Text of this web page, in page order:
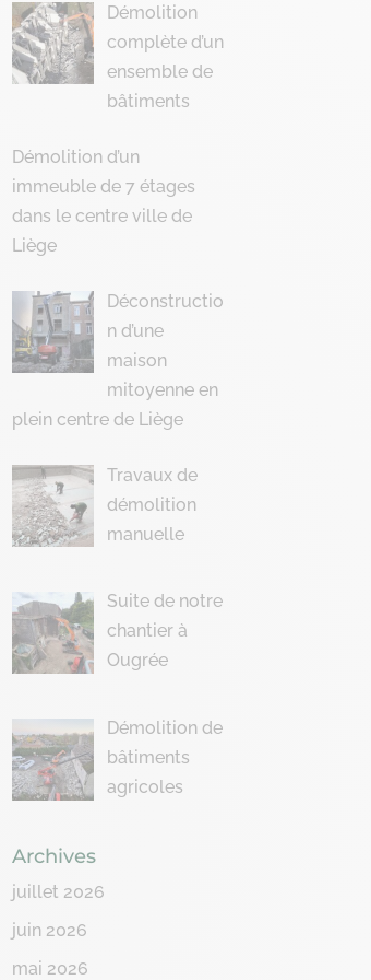
vos Options
Démolition
complète d’un
ensemble de
bâtiments
Démolition d’un
immeuble de 7 étages
dans le centre ville de
Liège
Déconstructio
n d’une
maison
mitoyenne en
plein centre de Liège
Travaux de
démolition
manuelle
Suite de notre
chantier à
Ougrée
Démolition de
bâtiments
agricoles
Archives
juillet 2026
juin 2026
mai 2026